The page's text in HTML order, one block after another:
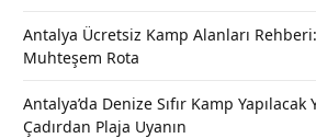
Antalya Ücretsiz Kamp Alanları
Muhteşem Rota
Antalya’da Denize Sıfır Kamp Yapılacak
Çadırdan Plaja Uyanın